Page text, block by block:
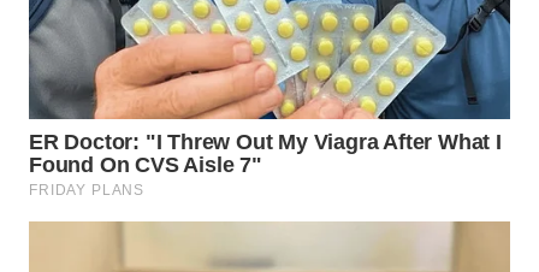
KALTARA
WN
KALSEL
WN